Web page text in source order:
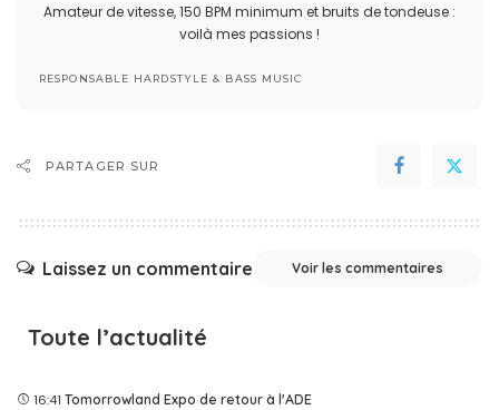
Amateur de vitesse, 150 BPM minimum et bruits de tondeuse :
voilà mes passions !
RESPONSABLE HARDSTYLE & BASS MUSIC
PARTAGER SUR
Laissez un commentaire Voir les commentaires
Toute l’actualité
16:41 Tomorrowland Expo de retour à l'ADE